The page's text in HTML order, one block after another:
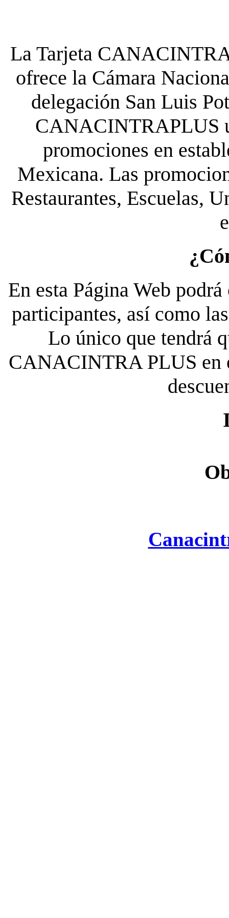
La Tarjeta
ofrece la Cámara
delegación San Luis
CANACINTRAPLUS
promociones en
Mexicana. Las
Restaurantes, Escuelas,
En esta Página Web
participantes, así como
Lo único que tendrá
CANACINTRA PLUS en